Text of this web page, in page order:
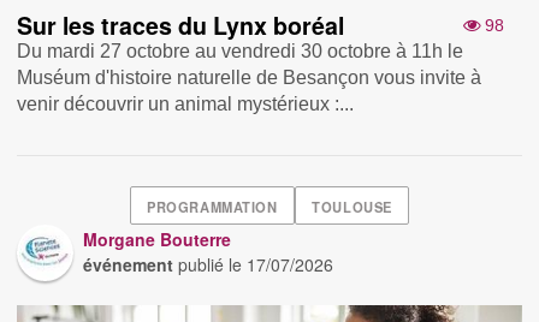
98
Sur les traces du Lynx boréal
Du mardi 27 octobre au vendredi 30 octobre à 11h le
Muséum d'histoire naturelle de Besançon vous invite à
venir découvrir un animal mystérieux :...
PROGRAMMATION TOULOUSE
Morgane Bouterre
événement publié le 17/07/2026